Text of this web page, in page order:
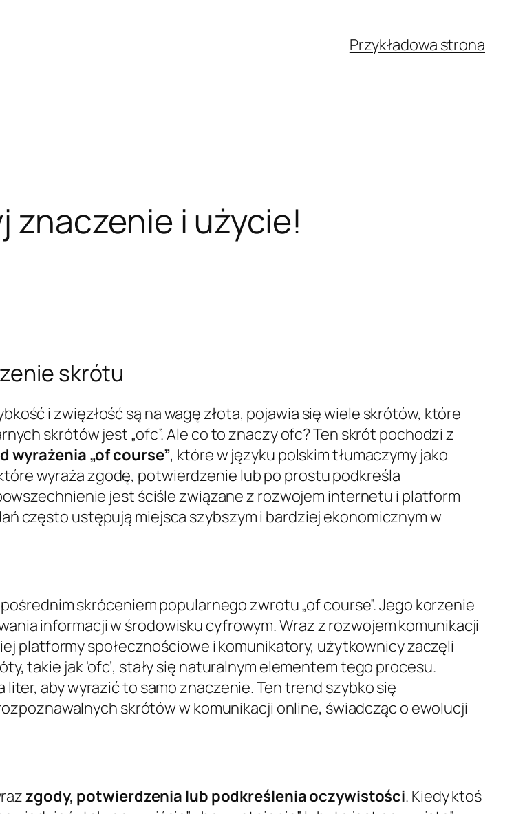
Przykładowa strona
znaczenie i użycie!
skrótu
i zwięzłość są na wagę złota, pojawia się wiele skrótów, które
skrótów jest „ofc”. Ale co to znaczy ofc? Ten skrót pochodzi z
wyrażenia „of course”, które w języku polskim tłumaczymy jako
wyraża zgodę, potwierdzenie lub po prostu podkreśla
jest ściśle związane z rozwojem internetu i platform
często ustępują miejsca szybszym i bardziej ekonomicznym w
skróceniem popularnego zwrotu „of course”. Jego korzenie
informacji w środowisku cyfrowym. Wraz z rozwojem komunikacji
platformy społecznościowe i komunikatory, użytkownicy zaczęli
takie jak 'ofc’, stały się naturalnym elementem tego procesu.
liter, aby wyrazić to samo znaczenie. Ten trend szybko się
skrótów w komunikacji online, świadcząc o ewolucji
zgody, potwierdzenia lub podkreślenia oczywistości. Kiedy ktoś